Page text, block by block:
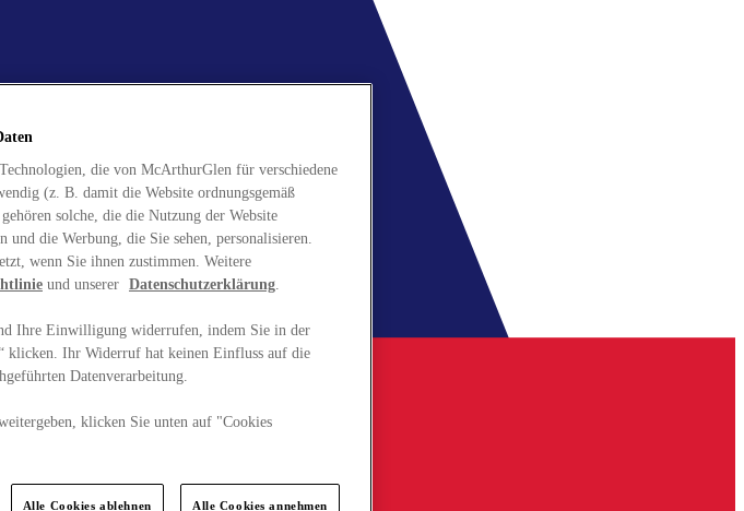
die von McArthurGlen für verschiedene
(z. B. damit die Website ordnungsgemäß
solche, die die Nutzung der Website
und die Werbung, die Sie sehen, personalisieren.
wenn Sie ihnen zustimmen. Weitere
und unserer Datenschutzerklärung.
Ihre Einwilligung widerrufen, indem Sie in der
klicken. Ihr Widerruf hat keinen Einfluss auf die
Datenverarbeitung.
klicken Sie unten auf "Cookies
Alle Cookies ablehnen Alle Cookies annehmen